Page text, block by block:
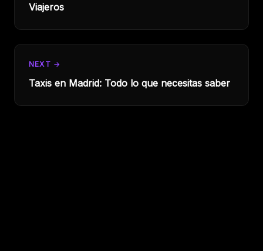
Viajeros
NEXT →
Taxis en Madrid: Todo lo que necesitas saber